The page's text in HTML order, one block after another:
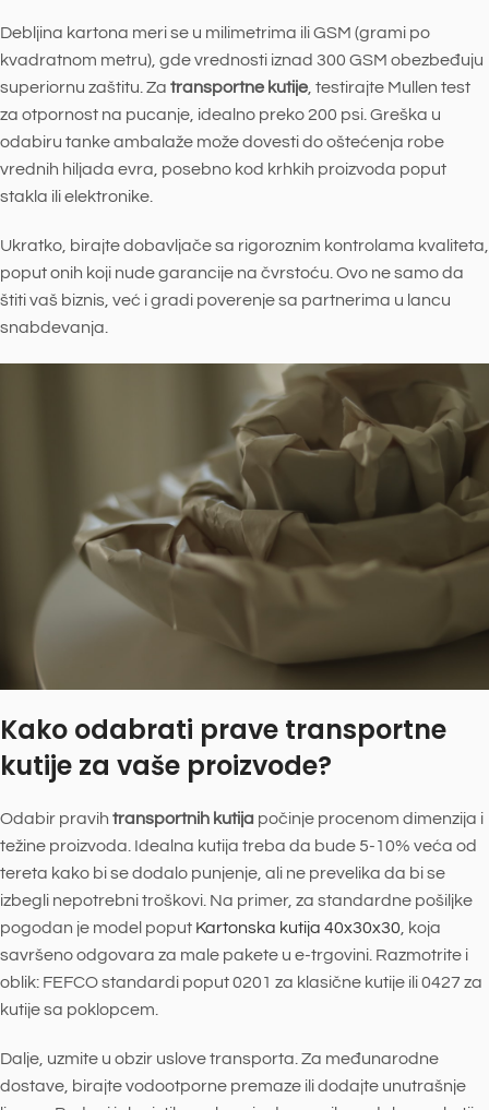
Debljina kartona meri se u milimetrima ili GSM (grami po
kvadratnom metru), gde vrednosti iznad 300 GSM obezbeđuju
superiornu zaštitu. Za transportne kutije, testirajte Mullen test
za otpornost na pucanje, idealno preko 200 psi. Greška u
odabiru tanke ambalaže može dovesti do oštećenja robe
vrednih hiljada evra, posebno kod krhkih proizvoda poput
stakla ili elektronike.
Ukratko, birajte dobavljače sa rigoroznim kontrolama kvaliteta,
poput onih koji nude garancije na čvrstoću. Ovo ne samo da
štiti vaš biznis, već i gradi poverenje sa partnerima u lancu
snabdevanja.
Kako odabrati prave transportne
kutije za vaše proizvode?
Odabir pravih transportnih kutija počinje procenom dimenzija i
težine proizvoda. Idealna kutija treba da bude 5-10% veća od
tereta kako bi se dodalo punjenje, ali ne prevelika da bi se
izbegli nepotrebni troškovi. Na primer, za standardne pošiljke
pogodan je model poput Kartonska kutija 40x30x30 , koja
savršeno odgovara za male pakete u e-trgovini. Razmotrite i
oblik: FEFCO standardi poput 0201 za klasične kutije ili 0427 za
kutije sa poklopcem.
Dalje, uzmite u obzir uslove transporta. Za međunarodne
dostave, birajte vodootporne premaze ili dodajte unutrašnje